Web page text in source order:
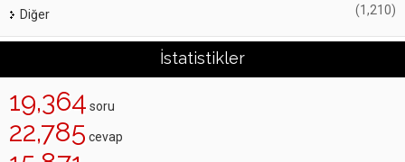
Diğer (1,210)
İstatistikler
19,364 soru
22,785 cevap